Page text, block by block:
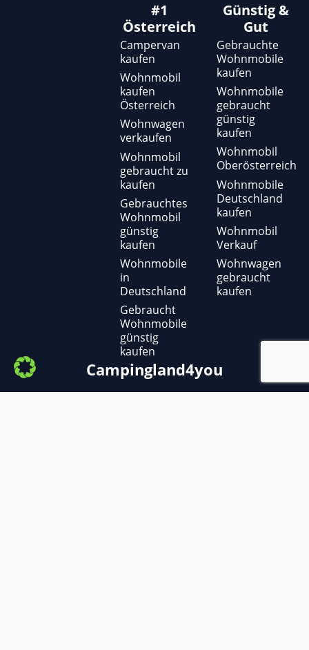
#1
Österreich
Campervan
kaufen
Wohnmobil
kaufen
Österreich
Wohnwagen
verkaufen
Wohnmobil
gebraucht zu
kaufen
Gebrauchtes
Wohnmobil
günstig
kaufen
Wohnmobile
in
Deutschland
Gebraucht
Wohnmobile
günstig
kaufen
Günstig &
Gut
Gebrauchte
Wohnmobile
kaufen
Wohnmobile
gebraucht
günstig
kaufen
Wohnmobil
Oberösterreich
Wohnmobile
Deutschland
kaufen
Wohnmobil
Verkauf
Wohnwagen
gebraucht
kaufen
Campingland4you